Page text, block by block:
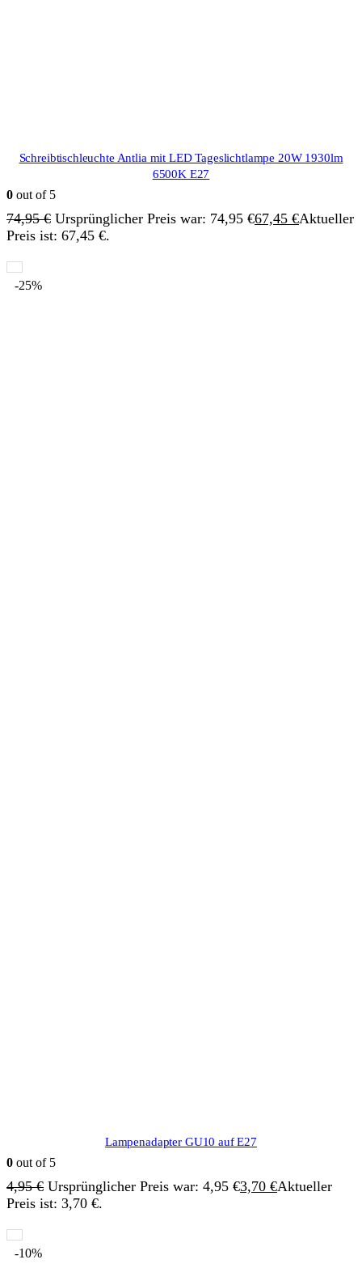
Schreibtischleuchte Antlia mit LED Tageslichtlampe 20W 1930lm
6500K E27
0 out of 5
74,95€ Ursprünglicher Preis war: 74,95 €67,45 €Aktueller
Preis ist: 67,45 €.
-25%
Lampenadapter GU10 auf E27
0 out of 5
4,95€ Ursprünglicher Preis war: 4,95 €3,70 €Aktueller
Preis ist: 3,70 €.
-10%